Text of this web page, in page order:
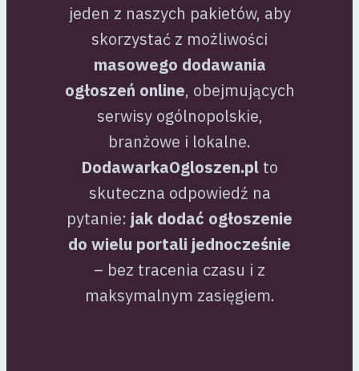
jeden z naszych pakietów, aby
skorzystać z możliwości
masowego dodawania
ogłoszeń online, obejmujących
serwisy ogólnopolskie,
branżowe i lokalne.
DodawarkaOgloszen.pl to
skuteczna odpowiedź na
pytanie: jak dodać ogłoszenie
do wielu portali jednocześnie
– bez tracenia czasu i z
maksymalnym zasięgiem.